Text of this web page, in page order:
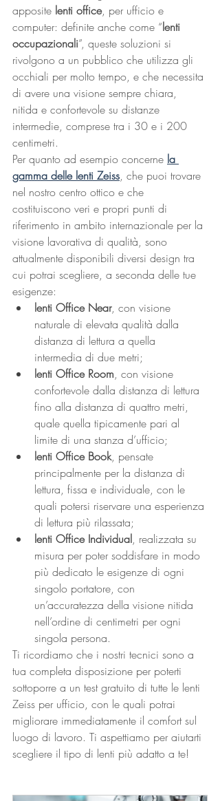
apposite lenti office, per ufficio e
computer: definite anche come “lenti
occupazionali”, queste soluzioni si
rivolgono a un pubblico che utilizza gli
occhiali per molto tempo, e che necessita
di avere una visione sempre chiara,
nitida e confortevole su distanze
intermedie, comprese tra i 30 e i 200
centimetri.
Per quanto ad esempio concerne la
gamma delle lenti Zeiss, che puoi trovare
nel nostro centro ottico e che
costituiscono veri e propri punti di
riferimento in ambito internazionale per la
visione lavorativa di qualità, sono
attualmente disponibili diversi design tra
cui potrai scegliere, a seconda delle tue
esigenze:
lenti Office Near, con visione
naturale di elevata qualità dalla
distanza di lettura a quella
intermedia di due metri;
lenti Office Room, con visione
confortevole dalla distanza di lettura
fino alla distanza di quattro metri,
quale quella tipicamente pari al
limite di una stanza d’ufficio;
lenti Office Book, pensate
principalmente per la distanza di
lettura, fissa e individuale, con le
quali potersi riservare una esperienza
di lettura più rilassata;
lenti Office Individual, realizzata su
misura per poter soddisfare in modo
più dedicato le esigenze di ogni
singolo portatore, con
un’accuratezza della visione nitida
nell’ordine di centimetri per ogni
singola persona.
Ti ricordiamo che i nostri tecnici sono a
tua completa disposizione per poterti
sottoporre a un test gratuito di tutte le lenti
Zeiss per ufficio, con le quali potrai
migliorare immediatamente il comfort sul
luogo di lavoro. Ti aspettiamo per aiutarti
scegliere il tipo di lenti più adatto a te!